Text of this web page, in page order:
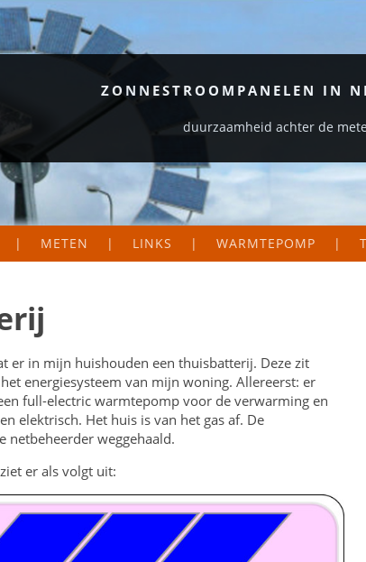
ZONNESTROOMPANELEN IN
duurzaamheid achter de
NODIG
INVALSHOEK
METEN
METERS EN LOGGERS
PRODUCTIE VAN MIJN PANELEN
LINKS
ORGANISATIES
WETENSWAARDIGE SITES
WARMTEPOMP
er in mijn huishouden een thuisbatterij. Deze zit
energiesysteem van mijn woning. Allereerst: er
full-electric warmtepomp voor de verwarming en
elektrisch. Het huis is van het gas af. De
netbeheerder weggehaald.
er als volgt uit: